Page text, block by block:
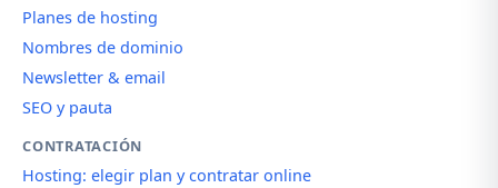
Planes de hosting
Nombres de dominio
Newsletter & email
SEO y pauta
CONTRATACIÓN
Hosting: elegir plan y contratar online